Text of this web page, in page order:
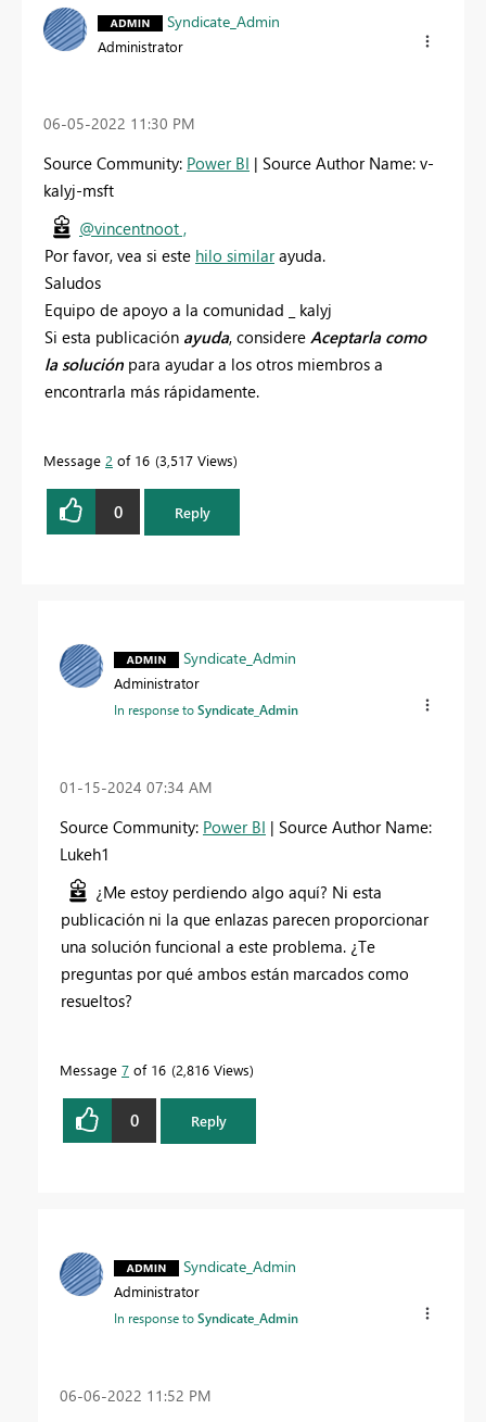
Syndicate_Admin
Administrator
‎06-05-2022 11:30 PM
Source Community: Power BI | Source Author Name: v-
kalyj-msft
@vincentnoot ,
Por favor, vea si este hilo similarayuda.
Saludos
Equipo de apoyo a la comunidad _ kalyj
Si esta publicación ayuda, considere Aceptarla como
la solución para ayudar a los otros miembros a
encontrarla más rápidamente.
Message 2 of 16 3,517 Views
0 Reply
Syndicate_Admin
Administrator
In response toSyndicate_Admin
‎01-15-2024 07:34 AM
Source Community: Power BI | Source Author Name:
Lukeh1
¿Me estoy perdiendo algo aquí? Ni esta
publicación ni la que enlazas parecen proporcionar
una solución funcional a este problema. ¿Te
preguntas por qué ambos están marcados como
resueltos?
Message 7 of 16 2,816 Views
0 Reply
Syndicate_Admin
Administrator
In response toSyndicate_Admin
‎06-06-2022 11:52 PM